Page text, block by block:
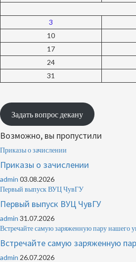
3
10
17
24
31
Задать вопрос декану
Возможно, вы пропустили
Приказы о зачислении
Приказы о зачислении
admin 03.08.2026
Первый выпуск ВУЦ ЧувГУ
Первый выпуск ВУЦ ЧувГУ
admin 31.07.2026
Встречайте самую заряженную пару
Встречайте самую заряженную
admin 26.07.2026